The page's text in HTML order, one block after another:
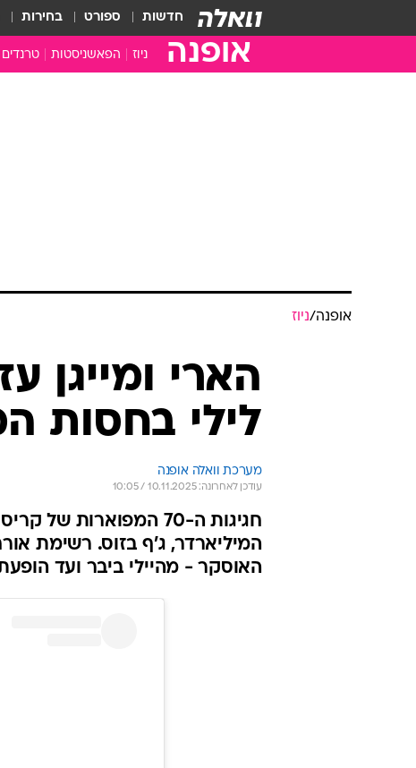
חדשות ספורט בחירות
אופנה ניוז הפאשניסטות טרנדים
אופנה/ניוז
הארי ומייגן
לילי בחסות
מערכת וואלה אופנה
עודכן לאחרונה: 10.11.2025 / 10:05
חגיגות ה-70
המיליארדר, ג'ף בזוס. רשימת
האוסקר - מהיילי ביבר ועד